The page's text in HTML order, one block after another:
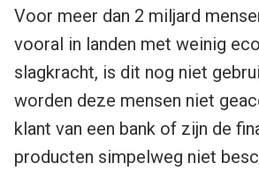
Voor meer dan 2 miljard
vooral in landen met weinig
slagkracht, is dit nog niet
worden deze mensen niet
klant van een bank of zijn de
producten simpelweg niet